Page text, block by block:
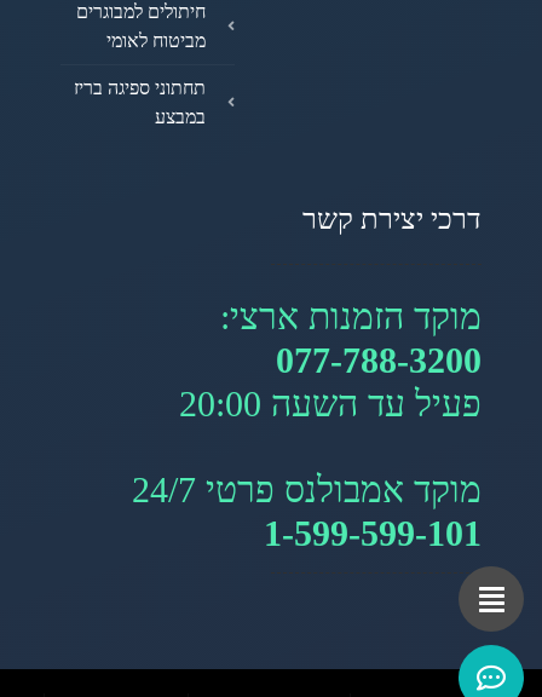
חיתולים למבוגרים
מביטוח לאומי
תחתוני ספיגה בריז
במבצע
דרכי יצירת קשר
מוקד הזמנות ארצי:
077-788-3200
פעיל עד השעה 20:00
מוקד אמבולנס פרטי 24/7
1-599-599-101